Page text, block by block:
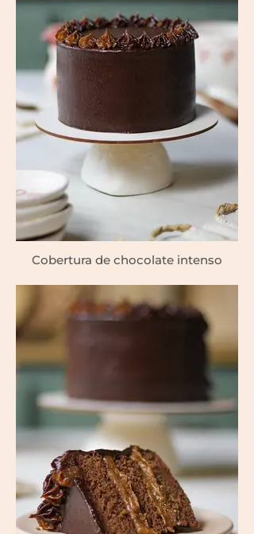
Cobertura de chocolate intenso